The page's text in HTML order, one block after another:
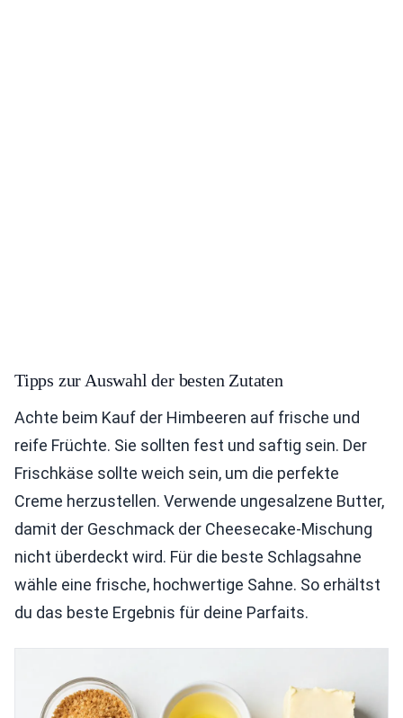
Tipps zur Auswahl der besten Zutaten
Achte beim Kauf der Himbeeren auf frische und
reife Früchte. Sie sollten fest und saftig sein. Der
Frischkäse sollte weich sein, um die perfekte
Creme herzustellen. Verwende ungesalzene Butter,
damit der Geschmack der Cheesecake-Mischung
nicht überdeckt wird. Für die beste Schlagsahne
wähle eine frische, hochwertige Sahne. So erhältst
du das beste Ergebnis für deine Parfaits.